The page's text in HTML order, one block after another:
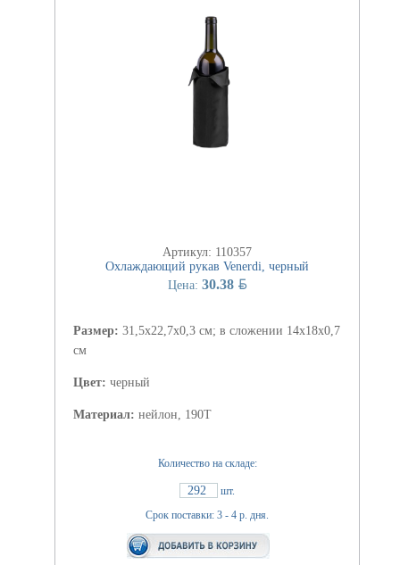
Артикул: 110357
Охлаждающий рукав Venerdi, черный
Цена: 30.38 BYN
Размер: 31,5х22,7х0,3 см; в сложении 14x18x0,7
см
Цвет: черный
Материал: нейлон, 190Т
Количество на складе:
292
шт.
Срок поставки: 3 - 4 р. дня.